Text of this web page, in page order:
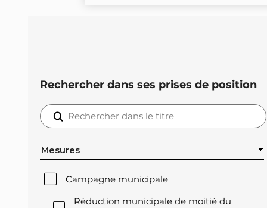
Rechercher dans ses prises de position
Mesures
Campagne municipale
Réduction municipale de moitié du